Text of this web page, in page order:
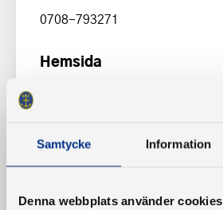
Samtycke Information
Denna webbplats använder cookies
0708-793271
Hemsida